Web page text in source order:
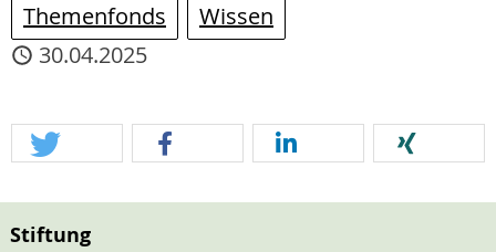
Themenfonds
Wissen
30.04.2025
Stiftung